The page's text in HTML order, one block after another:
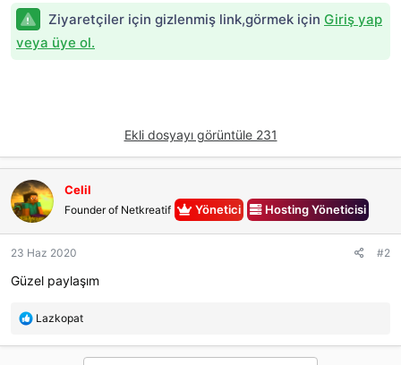
y
Ziyaretçiler için gizlenmiş link,görmek için Giriş yap
veya üye ol.
Ekli dosyayı görüntüle 231
Celil
Founder of Netkreatif Yönetici Hosting Yöneticisi
23 Haz 2020 #2
Güzel paylaşım
R
a
Lazkopat